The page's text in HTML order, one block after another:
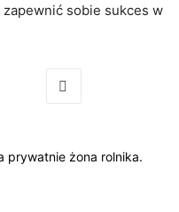
sobie sukces w
prywatnie żona rolnika.